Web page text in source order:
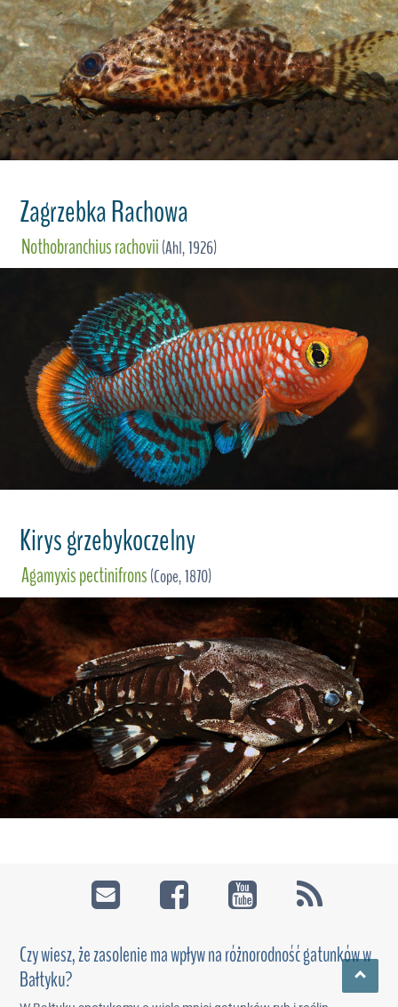
Zagrzebka Rachowa
Nothobranchius rachovii(Ahl, 1926)
Kirys grzebykoczelny
Agamyxis pectinifrons(Cope, 1870)
Czy wiesz, że zasolenie ma wpływ na różnorodność gatunków w
Bałtyku?